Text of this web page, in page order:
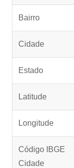
Bairro
Cidade
Estado
Latitude
Longitude
Código IBGE
Cidade